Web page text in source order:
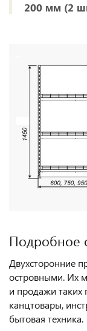
200 мм (2
Подробное
Двухсторонние
островными. Их
и продажи таких
канцтовары,
бытовая техника.